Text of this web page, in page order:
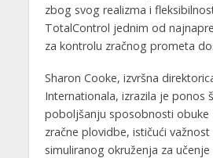
zbog svog realizma i
TotalControl jednim od
za kontrolu zračnog prometa
Sharon Cooke, izvršna
Internationala, izrazila je ponos
poboljšanju sposobnosti obuke
zračne plovidbe, ističući
simuliranog okruženja za